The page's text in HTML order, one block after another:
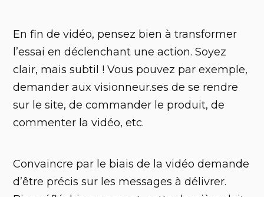
En fin de vidéo, pensez bien à transformer
l’essai en déclenchant une action. Soyez
clair, mais subtil ! Vous pouvez par exemple,
demander aux visionneur.ses de se rendre
sur le site, de commander le produit, de
commenter la vidéo, etc.
Convaincre par le biais de la vidéo demande
d’être précis sur les messages à délivrer.